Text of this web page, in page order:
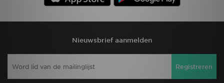
Nieuwsbrief aanmelden
Registreren